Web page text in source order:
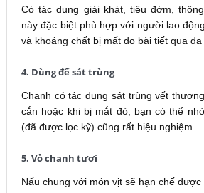
Có tác dụng giải khát, tiêu đờm,
này đặc biệt phù hợp với người lao
và khoáng chất bị mất do bài tiết qua
4. Dùng để sát trùng
Chanh có tác dụng sát trùng vết
cắn hoặc khi bị mắt đỏ, bạn có thể
(đã được lọc kỹ) cũng rất hiệu nghiệm.
5. Vỏ chanh tươi
Nấu chung với món vịt sẽ hạn chế được